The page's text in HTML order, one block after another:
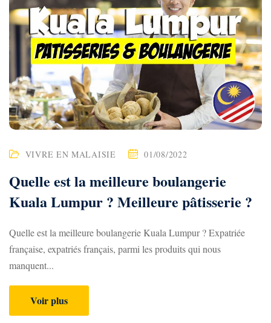
VIVRE EN MALAISIE 01/08/2022
Quelle est la meilleure boulangerie
Kuala Lumpur ? Meilleure pâtisserie ?
Quelle est la meilleure boulangerie Kuala Lumpur ? Expatriée
française, expatriés français, parmi les produits qui nous
manquent...
Voir plus